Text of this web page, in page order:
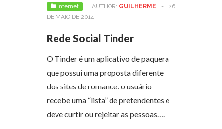
Internet AUTHOR: GUILHERME -
26
DE MAIO DE 2014
Rede Social Tinder
O Tinder é um aplicativo de paquera
que possui uma proposta diferente
dos sites de romance: o usuário
recebe uma “lista” de pretendentes e
deve curtir ou rejeitar as pessoas….